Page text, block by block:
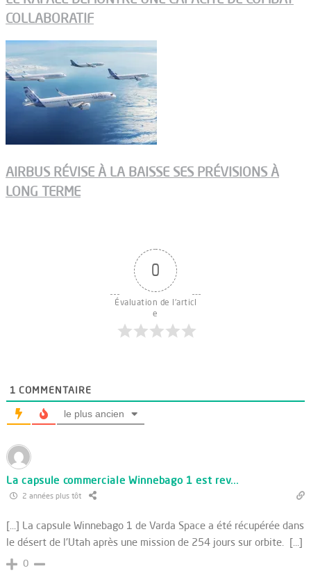
COLLABORATIF
AIRBUS RÉVISE À LA BAISSE SES PRÉVISIONS À
LONG TERME
0
Évaluation de l'articl
e
1 COMMENTAIRE
le plus ancien
La capsule commerciale Winnebago 1 est rev...
2 années plus tôt
[…] La capsule Winnebago 1 de Varda Space a été récupérée dans
le désert de l'Utah après une mission de 254 jours sur orbite. […]
0